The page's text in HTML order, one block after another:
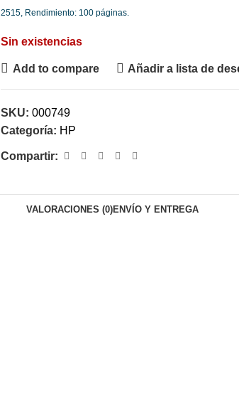
2515, Rendimiento: 100 páginas.
Sin existencias
Add to compare Añadir a lista de
SKU:000749
Categoría: HP
Compartir:
VALORACIONES (0)ENVÍO Y ENTREGA